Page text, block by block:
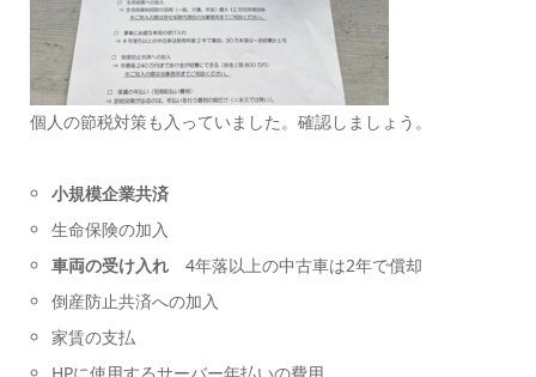
個人の節税対策も入っていました。確認しましょう。
小規模企業共済
生命保険の加入
車両の受け入れ 4年落以上の中古車は2年で償却
倒産防止共済への加入
家賃の支払
HPに使用するサーバー年払いの費用